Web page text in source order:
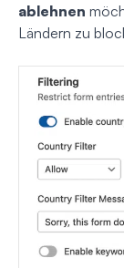
ablehnen
Ländern zu